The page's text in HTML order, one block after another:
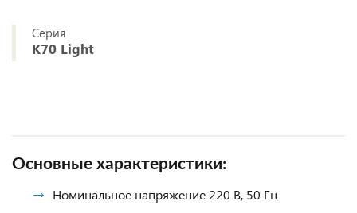
Серия
K70 Light
Основные характеристики:
Номинальное напряжение 220 В, 50 Гц